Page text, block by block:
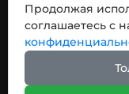
Адрес: № 18，
Пинху, провинция
+86-
Продолжая
соглашаетесь с